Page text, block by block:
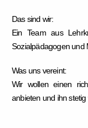
Das sind wir:
Ein Team aus
Sozialpädagogen und
Was uns vereint:
Wir wollen einen
anbieten und ihn